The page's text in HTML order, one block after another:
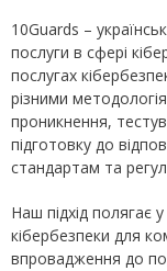
10Guards –
послуги в сфері
послугах
різними
проникнення,
підготовку до
стандартам та
Наш підхід полягає у
кібербезпеки для
впровадження до